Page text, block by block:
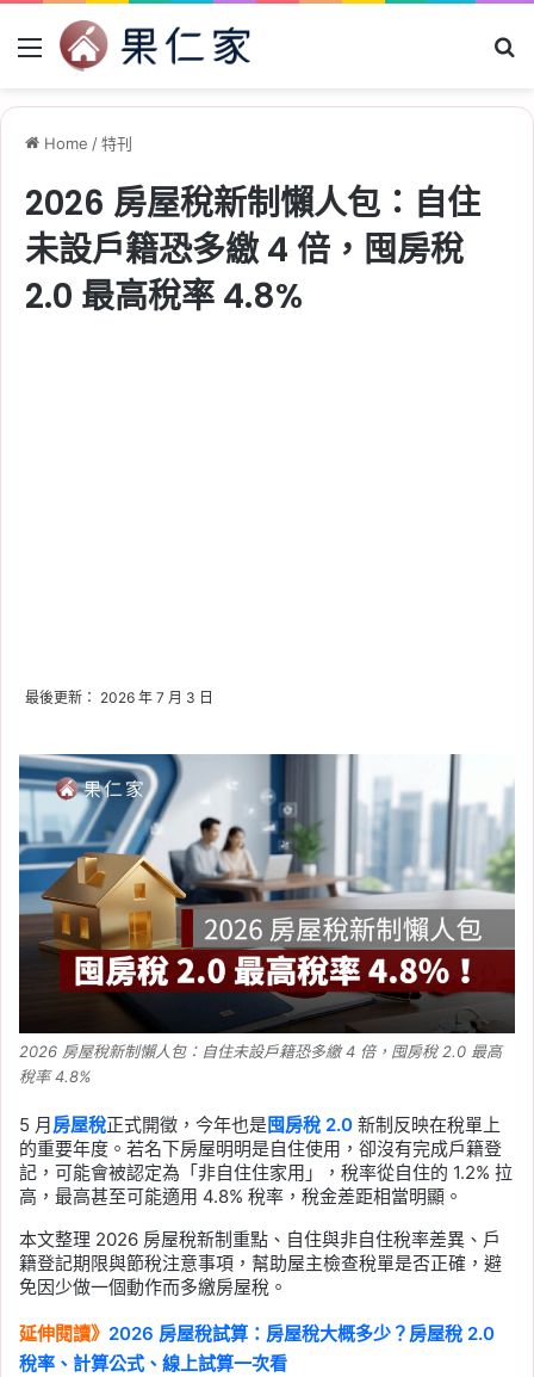
Menu
Home /特刊
2026 房屋稅新制懶人包：自住
未設戶籍恐多繳 4 倍，囤房稅
2.0 最高稅率 4.8%
最後更新： 2026 年 7 月 3 日
2026 房屋稅新制懶人包：自住未設戶籍恐多繳 4 倍，囤房稅 2.0 最高
稅率 4.8%
5 月 房屋稅正式開徵，今年也是囤房稅 2.0 新制反映在稅單上
的重要年度。若名下房屋明明是自住使用，卻沒有完成戶籍登
記，可能會被認定為「非自住住家用」，稅率從自住的 1.2% 拉
高，最高甚至可能適用 4.8% 稅率，稅金差距相當明顯。
本文整理 2026 房屋稅新制重點、自住與非自住稅率差異、戶
籍登記期限與節稅注意事項，幫助屋主檢查稅單是否正確，避
免因少做一個動作而多繳房屋稅。
延伸閱讀》 2026 房屋稅試算：房屋稅大概多少？房屋稅 2.0
稅率、計算公式、線上試算一次看